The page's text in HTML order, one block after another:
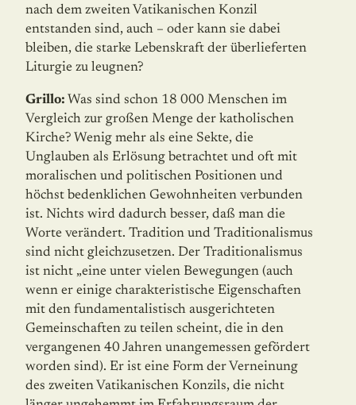
nach dem zweiten Vatikanischen Konzil
entstanden sind, auch – oder kann sie dabei
bleiben, die starke Lebenskraft der überlieferten
Liturgie zu leugnen?
Grillo: Was sind schon 18 000 Menschen im
Vergleich zur großen Menge der katholischen
Kirche? Wenig mehr als eine Sekte, die
Unglauben als Erlösung betrachtet und oft mit
moralischen und politischen Positionen und
höchst bedenklichen Gewohnheiten verbunden
ist. Nichts wird dadurch besser, daß man die
Worte verändert. Tradition und Traditionalismus
sind nicht gleichzusetzen. Der Traditionalismus
ist nicht „eine unter vielen Bewegungen (auch
wenn er einige charakteristische Eigenschaften
mit den fundamentalistisch ausgerichteten
Gemeinschaften zu teilen scheint, die in den
vergangenen 40 Jahren unangemessen gefördert
worden sind). Er ist eine Form der Verneinung
des zweiten Vatikanischen Konzils, die nicht